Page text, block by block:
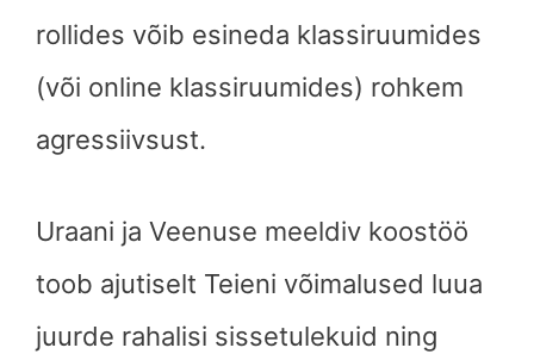
rollides võib esineda klassiruumides
(või online klassiruumides) rohkem
agressiivsust.
Uraani ja Veenuse meeldiv koostöö
toob ajutiselt Teieni võimalused luua
juurde rahalisi sissetulekuid ning